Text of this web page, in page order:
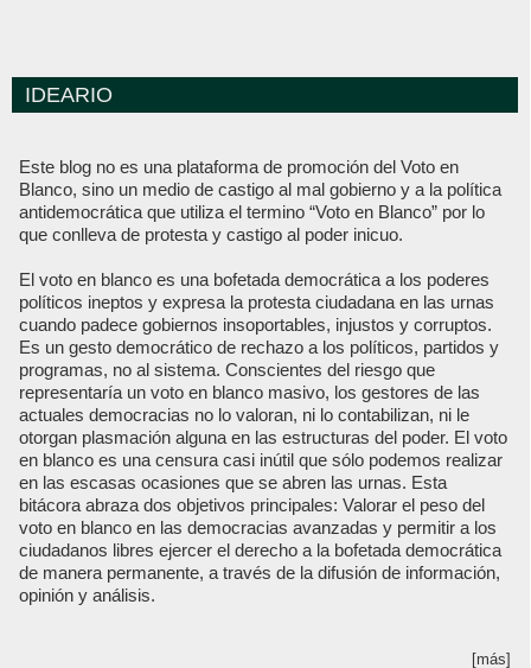
IDEARIO
Este blog no es una plataforma de promoción del Voto en
Blanco, sino un medio de castigo al mal gobierno y a la política
antidemocrática que utiliza el termino “Voto en Blanco” por lo
que conlleva de protesta y castigo al poder inicuo.
El voto en blanco es una bofetada democrática a los poderes
políticos ineptos y expresa la protesta ciudadana en las urnas
cuando padece gobiernos insoportables, injustos y corruptos.
Es un gesto democrático de rechazo a los políticos, partidos y
programas, no al sistema. Conscientes del riesgo que
representaría un voto en blanco masivo, los gestores de las
actuales democracias no lo valoran, ni lo contabilizan, ni le
otorgan plasmación alguna en las estructuras del poder. El voto
en blanco es una censura casi inútil que sólo podemos realizar
en las escasas ocasiones que se abren las urnas. Esta
bitácora abraza dos objetivos principales: Valorar el peso del
voto en blanco en las democracias avanzadas y permitir a los
ciudadanos libres ejercer el derecho a la bofetada democrática
de manera permanente, a través de la difusión de información,
opinión y análisis.
[más]